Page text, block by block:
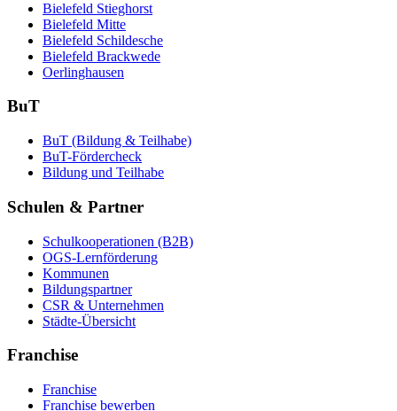
Bielefeld Stieghorst
Bielefeld Mitte
Bielefeld Schildesche
Bielefeld Brackwede
Oerlinghausen
BuT
BuT (Bildung & Teilhabe)
BuT-Fördercheck
Bildung und Teilhabe
Schulen & Partner
Schulkooperationen (B2B)
OGS-Lernförderung
Kommunen
Bildungspartner
CSR & Unternehmen
Städte-Übersicht
Franchise
Franchise
Franchise bewerben